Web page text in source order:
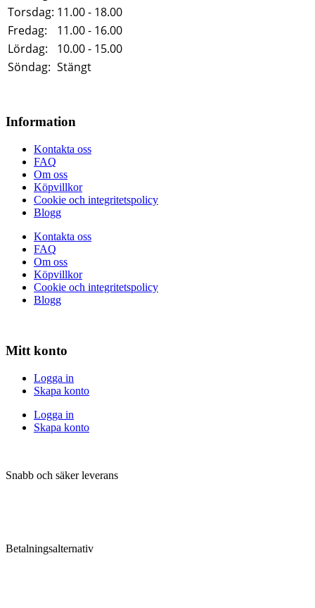
Torsdag: 11.00 - 18.00
Fredag:
11.00 - 16.00
Lördag:
10.00 - 15.00
Söndag: Stängt
Information
Kontakta oss
FAQ
Om oss
Köpvillkor
Cookie och integritetspolicy
Blogg
Kontakta oss
FAQ
Om oss
Köpvillkor
Cookie och integritetspolicy
Blogg
Mitt konto
Logga in
Skapa konto
Logga in
Skapa konto
Snabb och säker leverans
Betalningsalternativ